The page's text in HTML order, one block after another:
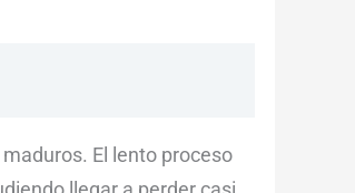
El lento proceso